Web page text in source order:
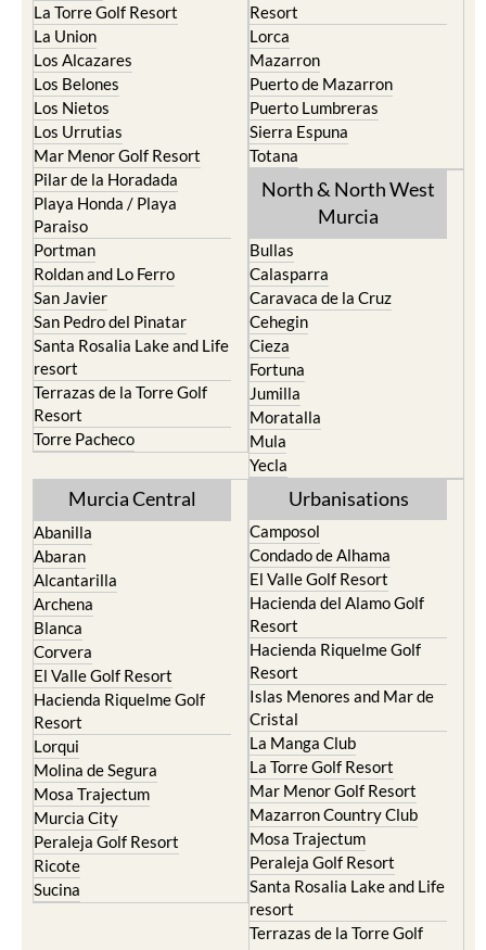
La Torre Golf Resort
La Union
Los Alcazares
Los Belones
Los Nietos
Los Urrutias
Mar Menor Golf Resort
Pilar de la Horadada
Playa Honda / Playa
Paraiso
Portman
Roldan and Lo Ferro
San Javier
San Pedro del Pinatar
Santa Rosalia Lake and Life
resort
Terrazas de la Torre Golf
Resort
Torre Pacheco
Resort
Lorca
Mazarron
Puerto de Mazarron
Puerto Lumbreras
Sierra Espuna
Totana
North & North West
Murcia
Bullas
Calasparra
Caravaca de la Cruz
Cehegin
Cieza
Fortuna
Jumilla
Moratalla
Mula
Yecla
Murcia Central
Abanilla
Abaran
Alcantarilla
Archena
Blanca
Corvera
El Valle Golf Resort
Hacienda Riquelme Golf
Resort
Lorqui
Molina de Segura
Mosa Trajectum
Murcia City
Peraleja Golf Resort
Ricote
Sucina
Urbanisations
Camposol
Condado de Alhama
El Valle Golf Resort
Hacienda del Alamo Golf
Resort
Hacienda Riquelme Golf
Resort
Islas Menores and Mar de
Cristal
La Manga Club
La Torre Golf Resort
Mar Menor Golf Resort
Mazarron Country Club
Mosa Trajectum
Peraleja Golf Resort
Santa Rosalia Lake and Life
resort
Terrazas de la Torre Golf